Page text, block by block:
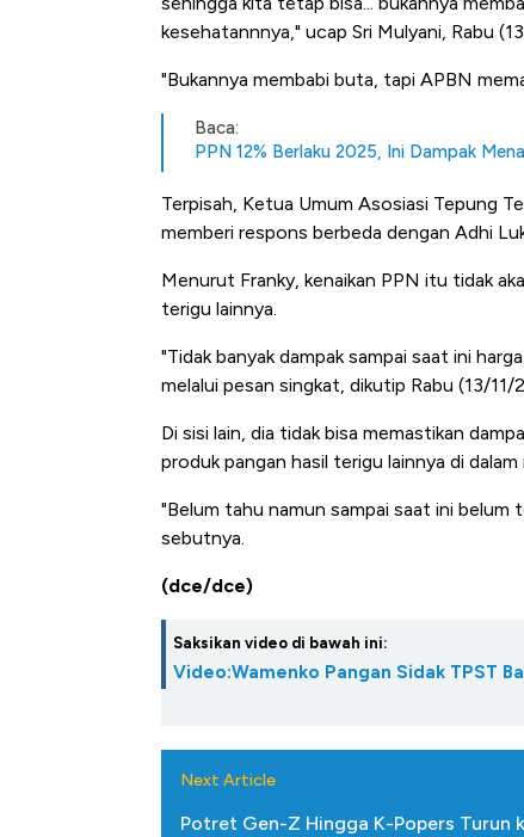
kesehatannnya," ucap Sri Mulyani, Rabu
"Bukannya membabi buta, tapi APBN
Baca:
PPN 12% Berlaku 2025, Ini Dampak
Terpisah, Ketua Umum Asosiasi Tepung
memberi respons berbeda dengan Adhi
Menurut Franky, kenaikan PPN itu tidak
terigu lainnya.
"Tidak banyak dampak sampai saat ini
melalui pesan singkat, dikutip Rabu (13/11/
Di sisi lain, dia tidak bisa memastikan
produk pangan hasil terigu lainnya di dalam
"Belum tahu namun sampai saat ini belum
sebutnya.
(dce/dce)
Saksikan video di bawah ini:
Video:Wamenko Pangan Sidak TPST
Next Article
Potret Gen-Z Hingga K-Popers Turun